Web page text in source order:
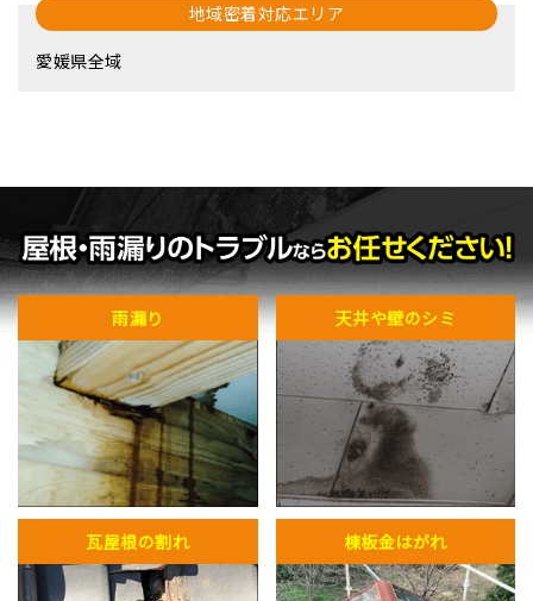
地域密着対応エリア
愛媛県全域
雨漏り 天井や壁のシミ
瓦屋根の割れ 棟板金はがれ